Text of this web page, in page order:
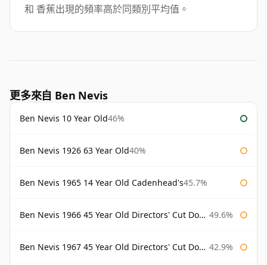
和 香蕉出現的頻率高於同類別平均值。
更多來自 Ben Nevis
Ben Nevis 10 Year Old46%
Ben Nevis 1926 63 Year Old40%
Ben Nevis 1965 14 Year Old Cadenhead's45.7%
Ben Nevis 1966 45 Year Old Directors' Cut Douglas Laing Directors' Cut 49.6%
Ben Nevis 1967 45 Year Old Directors' Cut Douglas Laing 42.9%